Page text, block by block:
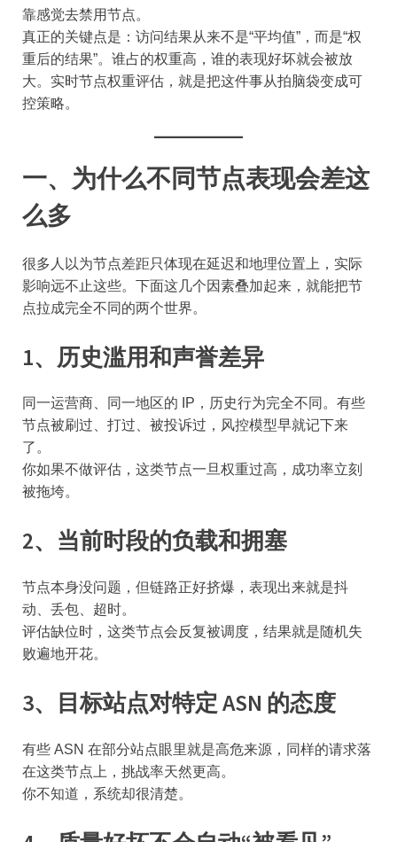
靠感觉去禁用节点。
真正的关键点是：访问结果从来不是“平均值”，而是“权
重后的结果”。谁占的权重高，谁的表现好坏就会被放
大。实时节点权重评估，就是把这件事从拍脑袋变成可
控策略。
一、为什么不同节点表现会差这
么多
很多人以为节点差距只体现在延迟和地理位置上，实际
影响远不止这些。下面这几个因素叠加起来，就能把节
点拉成完全不同的两个世界。
1、历史滥用和声誉差异
同一运营商、同一地区的 IP，历史行为完全不同。有些
节点被刷过、打过、被投诉过，风控模型早就记下来
了。
你如果不做评估，这类节点一旦权重过高，成功率立刻
被拖垮。
2、当前时段的负载和拥塞
节点本身没问题，但链路正好挤爆，表现出来就是抖
动、丢包、超时。
评估缺位时，这类节点会反复被调度，结果就是随机失
败遍地开花。
3、目标站点对特定 ASN 的态度
有些 ASN 在部分站点眼里就是高危来源，同样的请求落
在这类节点上，挑战率天然更高。
你不知道，系统却很清楚。